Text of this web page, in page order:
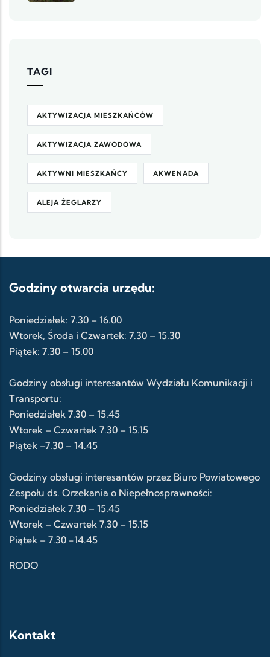
TAGI
AKTYWIZACJA MIESZKAŃCÓW
AKTYWIZACJA ZAWODOWA
AKTYWNI MIESZKAŃCY AKWENADA
ALEJA ŻEGLARZY
Godziny otwarcia urzędu:
Poniedziałek: 7.30 – 16.00
Wtorek, Środa i Czwartek: 7.30 – 15.30
Piątek: 7.30 – 15.00
Godziny obsługi interesantów Wydziału Komunikacji i
Transportu:
Poniedziałek 7.30 – 15.45
Wtorek – Czwartek 7.30 – 15.15
Piątek –7.30 – 14.45
Godziny obsługi interesantów przez Biuro Powiatowego
Zespołu ds. Orzekania o Niepełnosprawności:
Poniedziałek 7.30 – 15.45
Wtorek – Czwartek 7.30 – 15.15
Piątek – 7.30 -14.45
RODO
Kontakt